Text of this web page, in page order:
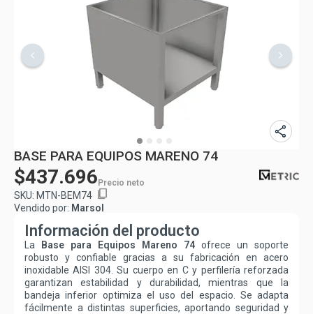
share
BASE PARA EQUIPOS MARENO 74
$437.696 Precio neto
SKU: MTN-BEM74 content_copy
Vendido por: Marsol
Información del producto
La Base para Equipos Mareno 74 ofrece un soporte
robusto y confiable gracias a su fabricación en acero
inoxidable AISI 304. Su cuerpo en C y perfilería reforzada
garantizan estabilidad y durabilidad, mientras que la
bandeja inferior optimiza el uso del espacio. Se adapta
fácilmente a distintas superficies, aportando seguridad y